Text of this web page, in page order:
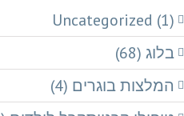
Uncategorized (1)
בלוג (68)
המלצות בוגרים (4)